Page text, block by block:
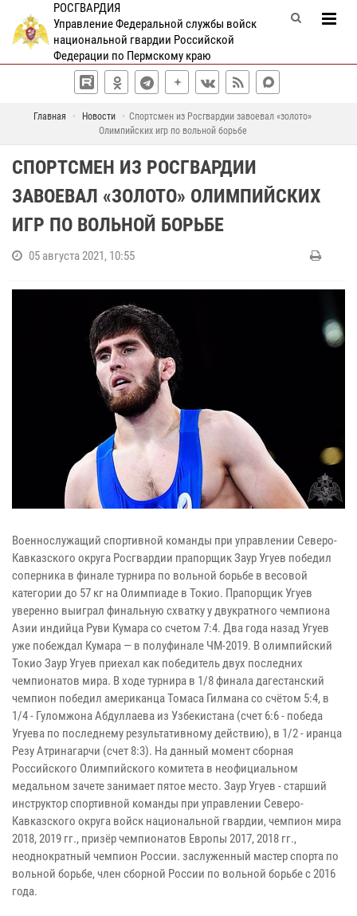
РОСГВАРДИЯ
Управление Федеральной службы войск
национальной гвардии Российской
Федерации по Пермскому краю
Главная Новости
Спортсмен из Росгвардии завоевал «золото»
Олимпийских игр по вольной борьбе
СПОРТСМЕН ИЗ РОСГВАРДИИ
ЗАВОЕВАЛ «ЗОЛОТО» ОЛИМПИЙСКИХ
ИГР ПО ВОЛЬНОЙ БОРЬБЕ
05 августа 2021, 10:55
Военнослужащий спортивной команды при управлении Северо-
Кавказского округа Росгвардии прапорщик Заур Угуев победил
соперника в финале турнира по вольной борьбе в весовой
категории до 57 кг на Олимпиаде в Токио. Прапорщик Угуев
уверенно выиграл финальную схватку у двукратного чемпиона
Азии индийца Руви Кумара со счетом 7:4. Два года назад Угуев
уже побеждал Кумара — в полуфинале ЧМ-2019. В олимпийский
Токио Заур Угуев приехал как победитель двух последних
чемпионатов мира. В ходе турнира в 1/8 финала дагестанский
чемпион победил американца Томаса Гилмана со счётом 5:4, в
1/4 - Гуломжона Абдуллаева из Узбекистана (счет 6:6 - победа
Угуева по последнему результативному действию), в 1/2 - иранца
Резу Атринагарчи (счет 8:3). На данный момент сборная
Российского Олимпийского комитета в неофициальном
медальном зачете занимает пятое место. Заур Угуев - старший
инструктор спортивной команды при управлении Северо-
Кавказского округа войск национальной гвардии, чемпион мира
2018, 2019 гг., призёр чемпионатов Европы 2017, 2018 гг.,
неоднократный чемпион России. заслуженный мастер спорта по
вольной борьбе, член сборной России по вольной борьбе с 2016
года.